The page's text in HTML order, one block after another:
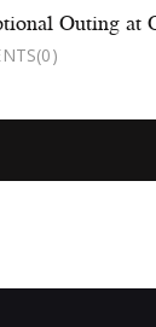
Outing at
(0)